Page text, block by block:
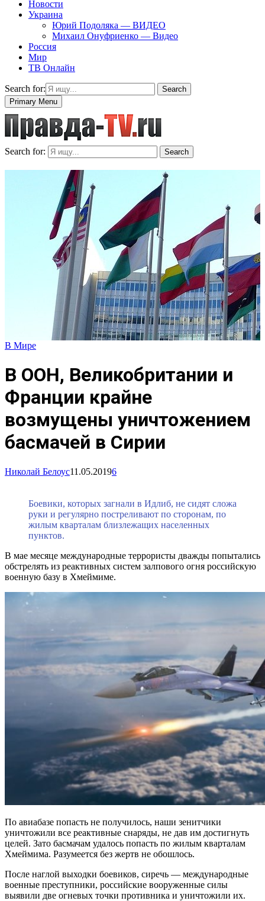
Новости
Украина
Юрий Подоляка — ВИДЕО
Михаил Онуфриенко — Видео
Россия
Мир
ТВ Онлайн
Search for:
Search
Primary Menu
Search for: Search
В Мире
В ООН, Великобритании и
Франции крайне
возмущены уничтожением
басмачей в Сирии
Николай Белоус11.05.20196
Боевики, которых загнали в Идлиб, не сидят сложа
руки и регулярно постреливают по сторонам, по
жилым кварталам близлежащих населенных
пунктов.
В мае месяце международные террористы дважды попытались
обстрелять из реактивных систем залпового огня российскую
военную базу в Хмеймиме.
По авиабазе попасть не получилось, наши зенитчики
уничтожили все реактивные снаряды, не дав им достигнуть
целей. Зато басмачам удалось попасть по жилым кварталам
Хмеймима. Разумеется без жертв не обошлось.
После наглой выходки боевиков, сиречь — международные
военные преступники, российские вооруженные силы
выявили две огневых точки противника и уничтожили их.